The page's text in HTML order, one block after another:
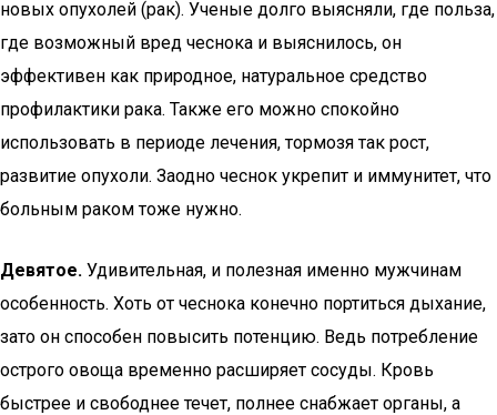
новых опухолей (рак). Ученые долго выясняли, где польза,
где возможный вред чеснока и выяснилось, он
эффективен как природное, натуральное средство
профилактики рака. Также его можно спокойно
использовать в периоде лечения, тормозя так рост,
развитие опухоли. Заодно чеснок укрепит и иммунитет, что
больным раком тоже нужно.
Девятое. Удивительная, и полезная именно мужчинам
особенность. Хоть от чеснока конечно портиться дыхание,
зато он способен повысить потенцию. Ведь потребление
острого овоща временно расширяет сосуды. Кровь
быстрее и свободнее течет, полнее снабжает органы, а